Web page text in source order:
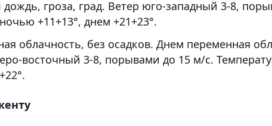
гроза, град. Ветер юго-западный 3-8,
+11+13°, днем +21+23°.
облачность, без осадков. Днем переменная
восточный 3-8, порывами до 15 м/с.